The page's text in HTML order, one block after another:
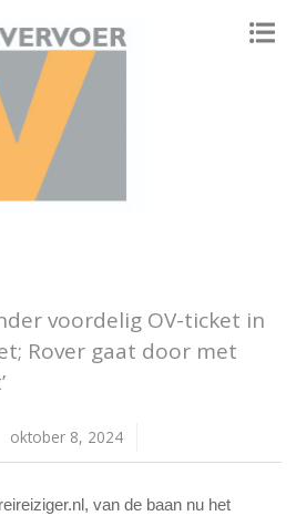
voordelig OV-ticket in
Rover gaat door met
oktober 8, 2024
van de baan nu het